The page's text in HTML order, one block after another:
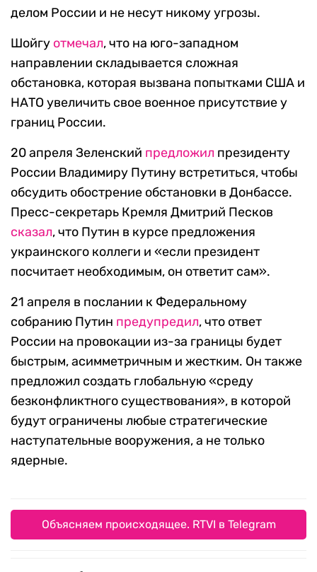
делом России и не несут никому угрозы.
Шойгу отмечал, что на юго-западном
направлении складывается сложная
обстановка, которая вызвана попытками США и
НАТО увеличить свое военное присутствие у
границ России.
20 апреля Зеленский предложил президенту
России Владимиру Путину встретиться, чтобы
обсудить обострение обстановки в Донбассе.
Пресс-секретарь Кремля Дмитрий Песков
сказал, что Путин в курсе предложения
украинского коллеги и «если президент
посчитает необходимым, он ответит сам».
21 апреля в послании к Федеральному
собранию Путин предупредил, что ответ
России на провокации из-за границы будет
быстрым, асимметричным и жестким. Он также
предложил создать глобальную «среду
безконфликтного существования», в которой
будут ограничены любые стратегические
наступательные вооружения, а не только
ядерные.
Объясняем происходящее. RTVI в Telegram